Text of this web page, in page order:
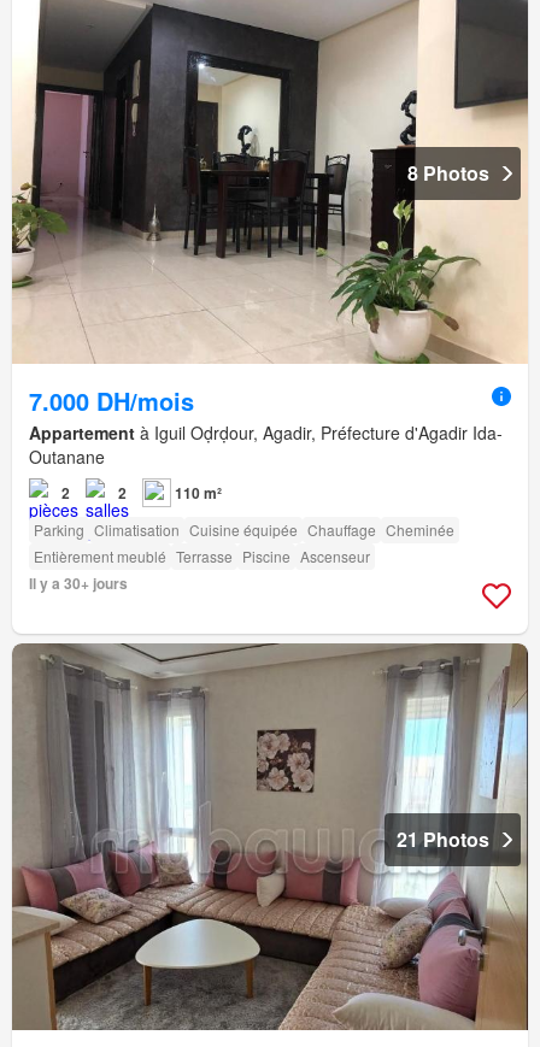
8 Photos
7.000 DH/mois
Appartement à Iguil Oḍrḍour, Agadir, Préfecture d'Agadir Ida-
Outanane
2 2 110 m²
Parking Climatisation Cuisine équipée Chauffage Cheminée
Entièrement meublé Terrasse Piscine Ascenseur
Il y a 30+ jours
21 Photos